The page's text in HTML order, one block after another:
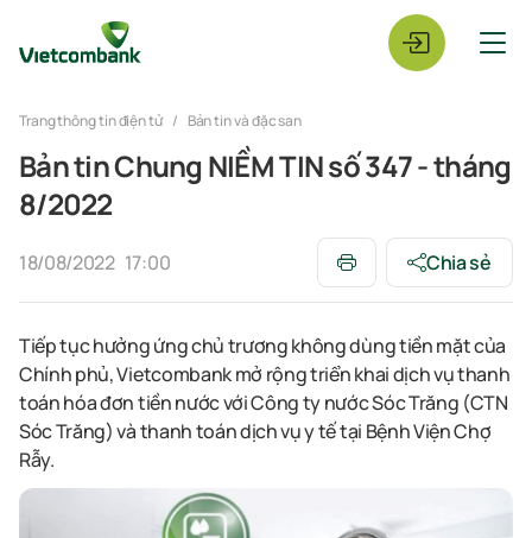
Trang thông tin điện tử Bản tin và đặc san
Bản tin Chung NIỀM TIN số 347 - tháng
8/2022
18/08/2022 17:00 Chia sẻ
Tiếp tục hưởng ứng chủ trương không dùng tiền mặt của
Chính phủ, Vietcombank mở rộng triển khai dịch vụ thanh
toán hóa đơn tiền nước với Công ty nước Sóc Trăng (CTN
Sóc Trăng) và thanh toán dịch vụ y tế tại Bệnh Viện Chợ
Rẫy.